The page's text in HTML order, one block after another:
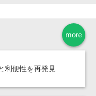
more
利便性を再発見